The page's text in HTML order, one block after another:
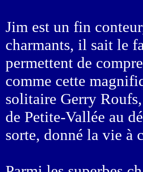
Jim est un fin
charmants, il sait le
permettent de
comme cette
solitaire Gerry
de Petite-Vallée au
sorte, donné la vie à